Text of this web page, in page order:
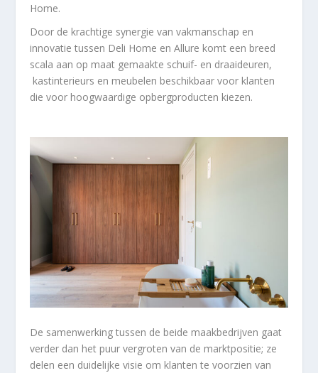
Home.
Door de krachtige synergie van vakmanschap en
innovatie tussen Deli Home en Allure komt een breed
scala aan op maat gemaakte schuif- en draaideuren,
kastinterieurs en meubelen beschikbaar voor klanten
die voor hoogwaardige opbergproducten kiezen.
De samenwerking tussen de beide maakbedrijven gaat
verder dan het puur vergroten van de marktpositie; ze
delen een duidelijke visie om klanten te voorzien van